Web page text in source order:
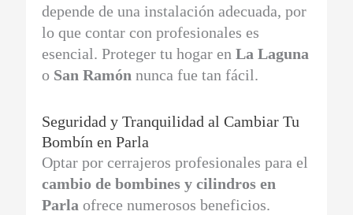
depende de una instalación adecuada, por
lo que contar con profesionales es
esencial. Proteger tu hogar enLa Laguna
o San Ramón nunca fue tan fácil.
Seguridad y Tranquilidad al Cambiar Tu
Bombín en Parla
Optar por cerrajeros profesionales para el
cambio de bombines y cilindros en
Parla ofrece numerosos beneficios.